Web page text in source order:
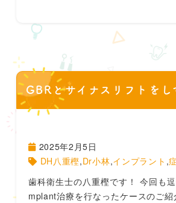
2025年2月5日
DH八重樫,Dr小林,インプラント ,
歯科衛生士の八重樫です！ 今回も
mplant治療を行なったケースのご紹